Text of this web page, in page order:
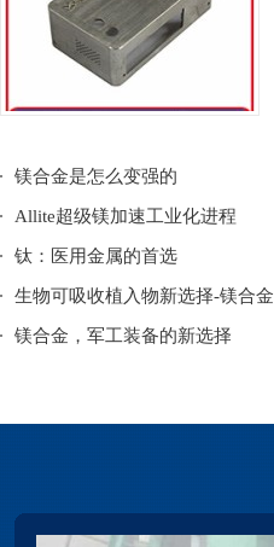
镁合金是怎么变强的
Allite超级镁加速工业化进程
钛：医用金属的首选
生物可吸收植入物新选择-镁合金
镁合金，军工装备的新选择